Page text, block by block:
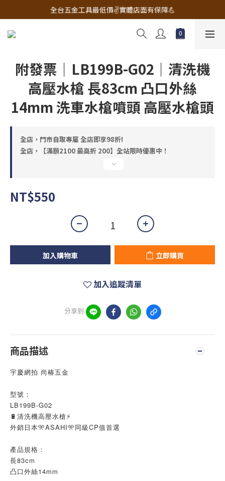
🔧電動工具&五金唯一首選 宇慶五金網拍🔧
全台五金工具最低價✌️實體店面有保障💪
配有專業維修部門🔧品質保修一年📌
附發票｜LB199B-G02｜清洗機
高壓水槍 長83cm 凸口外絲
14mm 洗車水槍噴頭 高壓水槍頭
全店，門市自取專屬 全店即享98折!
全店，【滿額2100 最高折 200】全站限時優惠中！
NT$550
加入購物車 立即購買
加入追蹤清單
分享到
商品描述
宇慶網拍 尚椿五金
型號：
LB199B-G02
🔋清洗機高壓水槍⚡
外銷日本🎌ASAHI🎌同級CP值首選
產品規格：
長83cm
凸口外絲14mm